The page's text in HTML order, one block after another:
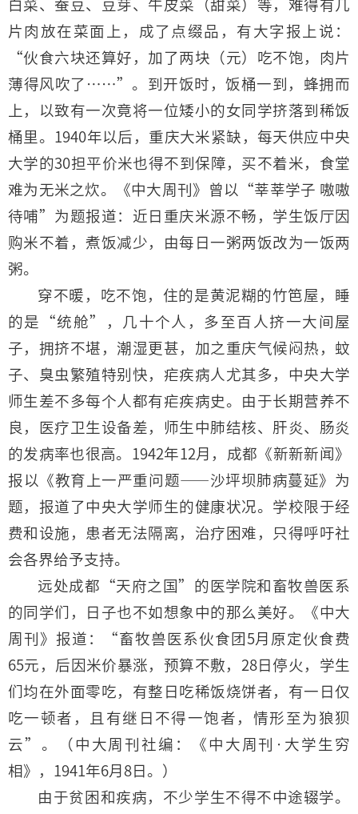
白菜、蚕豆、豆芽、牛皮菜（甜菜）等，难得有几
片肉放在菜面上，成了点缀品，有大字报上说：
“伙食六块还算好，加了两块（元）吃不饱，肉片
薄得风吹了……”。到开饭时，饭桶一到，蜂拥而
上，以致有一次竟将一位矮小的女同学挤落到稀饭
桶里。1940年以后，重庆大米紧缺，每天供应中央
大学的30担平价米也得不到保障，买不着米，食堂
难为无米之炊。《中大周刊》曾以“莘莘学子 嗷嗷
待哺”为题报道：近日重庆米源不畅，学生饭厅因
购米不着，煮饭减少，由每日一粥两饭改为一饭两
粥。
穿不暖，吃不饱，住的是黄泥糊的竹笆屋，睡
的是“统舱”，几十个人，多至百人挤一大间屋
子，拥挤不堪，潮湿更甚，加之重庆气候闷热，蚊
子、臭虫繁殖特别快，疟疾病人尤其多，中央大学
师生差不多每个人都有疟疾病史。由于长期营养不
良，医疗卫生设备差，师生中肺结核、肝炎、肠炎
的发病率也很高。1942年12月，成都《新新新闻》
报以《教育上一严重问题——沙坪坝肺病蔓延》为
题，报道了中央大学师生的健康状况。学校限于经
费和设施，患者无法隔离，治疗困难，只得呼吁社
会各界给予支持。
远处成都“天府之国”的医学院和畜牧兽医系
的同学们，日子也不如想象中的那么美好。《中大
周刊》报道：“畜牧兽医系伙食团5月原定伙食费
65元，后因米价暴涨，预算不敷，28日停火，学生
们均在外面零吃，有整日吃稀饭烧饼者，有一日仅
吃一顿者，且有继日不得一饱者，情形至为狼狈
云”。（中大周刊社编：《中大周刊·大学生穷
相》，1941年6月8日。）
由于贫困和疾病，不少学生不得不中途辍学。